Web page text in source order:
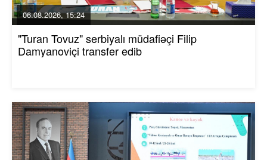
06.08.2026, 15:24
"Turan Tovuz" serbiyalı müdafiəçi Filip
Damyanoviçi transfer edib